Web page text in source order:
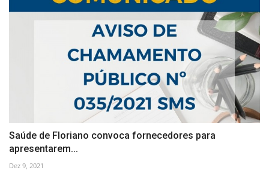
Saúde de Floriano convoca fornecedores para
apresentarem...
Dez 9, 2021